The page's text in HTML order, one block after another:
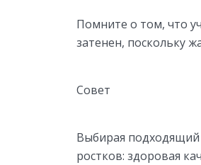
Помните о том, что
затенен, поскольку
Совет
Выбирая
ростков: здоровая